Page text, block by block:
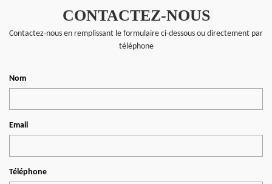
CONTACTEZ-NOUS
Contactez-nous en remplissant le formulaire ci-dessous ou directement par
téléphone
Nom
Email
Téléphone